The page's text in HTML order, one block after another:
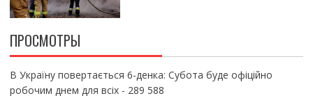
ПРОСМОТРЫ
В Україну повертається 6-денка: Субота буде офіційно
робочим днем для всіх- 289 588